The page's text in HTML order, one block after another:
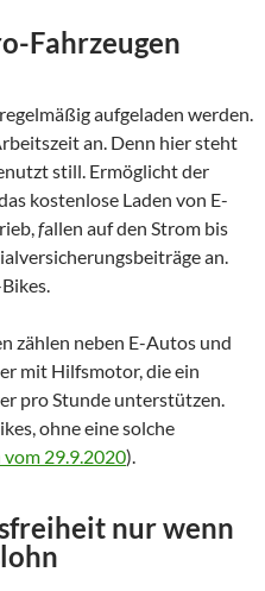
Fahrzeugen
aufgeladen werden.
an. Denn hier steht
still. Ermöglicht der
kostenlose Laden von E-
fallen auf den Strom bis
an.
zählen neben E-Autos und
mit Hilfsmotor, die ein
pro Stunde unterstützen.
ohne eine solche
29.9.2020).
nur wenn